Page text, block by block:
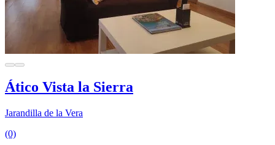
Ático Vista la Sierra
Jarandilla de la Vera
(0)